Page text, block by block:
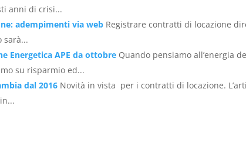
anni di crisi...
adempimenti via web Registrare contratti di locazione
sarà...
Energetica APE da ottobre Quando pensiamo all’energia
su risparmio ed...
dal 2016 Novità in vista per i contratti di locazione.